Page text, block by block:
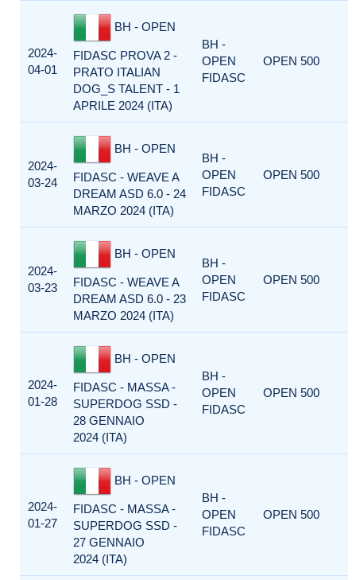
2024-
04-01
BH - OPEN
FIDASC PROVA 2 -
PRATO ITALIAN
DOG_S TALENT - 1
APRILE 2024 (ITA)
BH -
OPEN
FIDASC
OPEN 500
2024-
03-24
BH - OPEN
FIDASC - WEAVE A
DREAM ASD 6.0 - 24
MARZO 2024 (ITA)
BH -
OPEN
FIDASC
OPEN 500
2024-
03-23
BH - OPEN
FIDASC - WEAVE A
DREAM ASD 6.0 - 23
MARZO 2024 (ITA)
BH -
OPEN
FIDASC
OPEN 500
2024-
01-28
BH - OPEN
FIDASC - MASSA -
SUPERDOG SSD -
28 GENNAIO
2024 (ITA)
BH -
OPEN
FIDASC
OPEN 500
2024-
01-27
BH - OPEN
FIDASC - MASSA -
SUPERDOG SSD -
27 GENNAIO
2024 (ITA)
BH -
OPEN
FIDASC
OPEN 500